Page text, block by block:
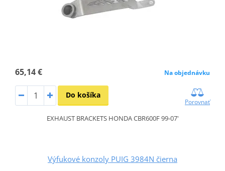
65,14 € Na objednávku
Do košíka
Porovnať
EXHAUST BRACKETS HONDA CBR600F 99-07'
Výfukové konzoly PUIG 3984N čierna